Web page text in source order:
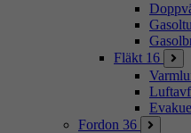
Fläkt 16
Fordon 36